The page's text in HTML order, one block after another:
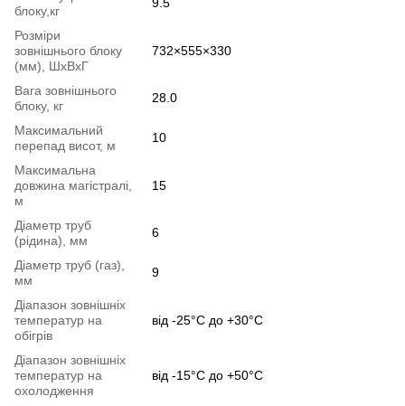
блоку,кг
Розміри
зовнішнього блоку
(мм), ШхВхГ
732×555×330
Вага зовнішнього
блоку, кг
28.0
Максимальний
перепад висот, м
10
Максимальна
довжина магістралі,
м
15
Діаметр труб
(рідина), мм
6
Діаметр труб (газ),
мм
9
Діапазон зовнішніх
температур на
обігрів
від -25°C до +30°C
Діапазон зовнішніх
температур на
охолодження
від -15°C до +50°C